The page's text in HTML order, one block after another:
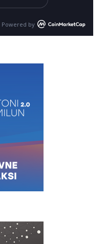
Powered by